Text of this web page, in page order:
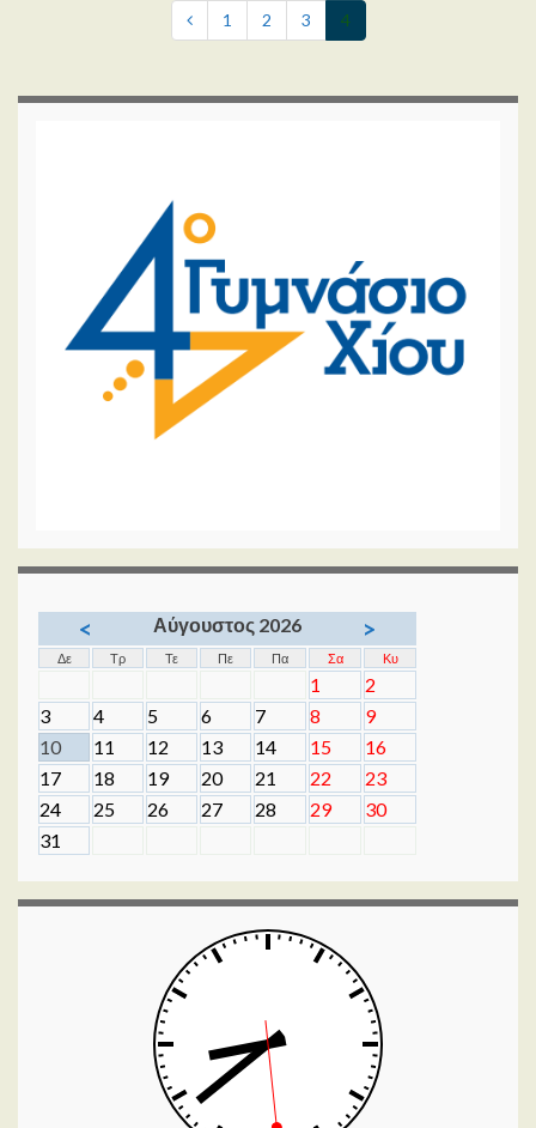
1 2 3 4
< Αύγουστος 2026 >
Δε Τρ Τε Πε Πα Σα Κυ
1
2
3
4 5 6 7 8
9
10
11 12 13 14 15
16
17
18 19 20 21 22
23
24
25 26 27 28 29
30
31